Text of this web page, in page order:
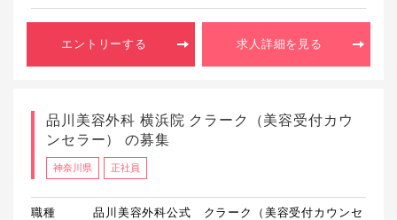
エントリーする 求人詳細を見る
品川美容外科 横浜院 クラーク（美容受付カウ
ンセラー） の募集
神奈川県 正社員
職種
品川美容外科公式 クラーク（美容受付カウンセ